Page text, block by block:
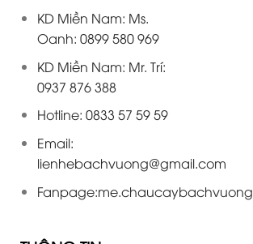
KD Miền Nam: Ms.
Oanh: 0899 580 969
KD Miền Nam: Mr. Trí:
0937 876 388
Hotline: 0833 57 59 59
Email:
lienhebachvuong@gmail.com
Fanpage:me.chaucaybachvuong